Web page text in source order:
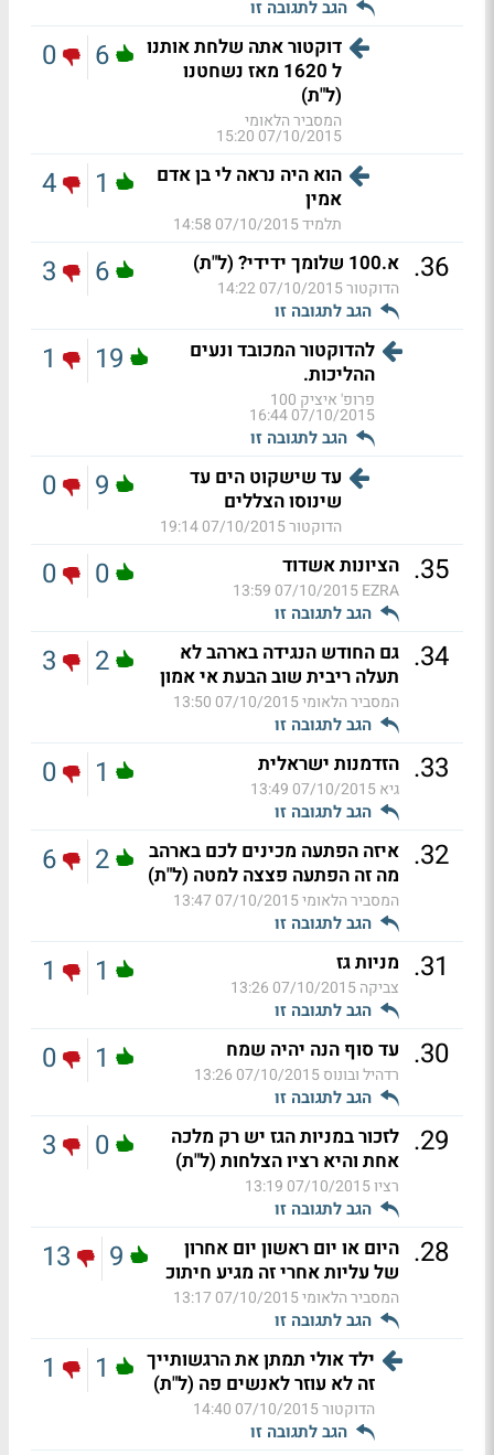
הגב לתגובה זו
דוקטור אתה שלחת אותנו
ל 1620 מאז נשחטנו
(ל"ת)
המסביר הלאומי
07/10/2015 15:20
6
0
הוא היה נראה לי בן אדם
אמין
תלמיד07/10/2015 14:58
1
4
36
. א.100 שלומך ידידי? (ל"ת)
הדוקטור07/10/2015 14:22
הגב לתגובה זו
6
3
להדוקטור המכובד ונעים
ההליכות.
פרופ' איציק 100
07/10/2015 16:44
הגב לתגובה זו
19
1
עד שישקוט הים עד
שינוסו הצללים
הדוקטור07/10/2015 19:14
9
0
35
. הציונות אשדוד
EZRA
07/10/2015 13:59
הגב לתגובה זו
0
0
34
. גם החודש הנגידה בארהב לא
תעלה ריבית שוב הבעת אי אמון
המסביר הלאומי07/10/2015 13:50
הגב לתגובה זו
2
3
33
. הזדמנות ישראלית
גיא07/10/2015 13:49
הגב לתגובה זו
1
0
32
. איזה הפתעה מכינים לכם בארהב
מה זה הפתעה פצצה למטה (ל"ת)
המסביר הלאומי07/10/2015 13:47
הגב לתגובה זו
2
6
31
. מניות גז
צביקה07/10/2015 13:26
הגב לתגובה זו
1
1
30
. עד סוף הנה יהיה שמח
רדהיל ובונוס07/10/2015 13:26
הגב לתגובה זו
1
0
29
. לזכור במניות הגז יש רק מלכה
אחת והיא רציו הצלחות (ל"ת)
רציו07/10/2015 13:19
הגב לתגובה זו
0
3
28
. היום או יום ראשון יום אחרון
של עליות אחרי זה מגיע חיתוכ
המסביר הלאומי07/10/2015 13:17
הגב לתגובה זו
9
13
ילד אולי תמתן את הרגשותייך
זה לא עוזר לאנשים פה (ל"ת)
הדוקטור07/10/2015 14:40
הגב לתגובה זו
1
1